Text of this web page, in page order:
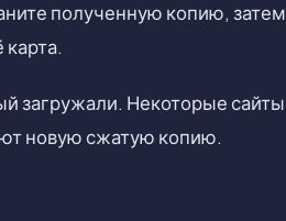
полученную копию, затем
загружали. Некоторые сайты
новую сжатую копию.